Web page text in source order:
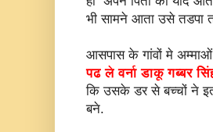
भी सामने आता उसे तडपा
आसपास के गांवों मे
पढ ले वर्ना डाकू गब्बर
कि उसके डर से बच्चों ने
बने.